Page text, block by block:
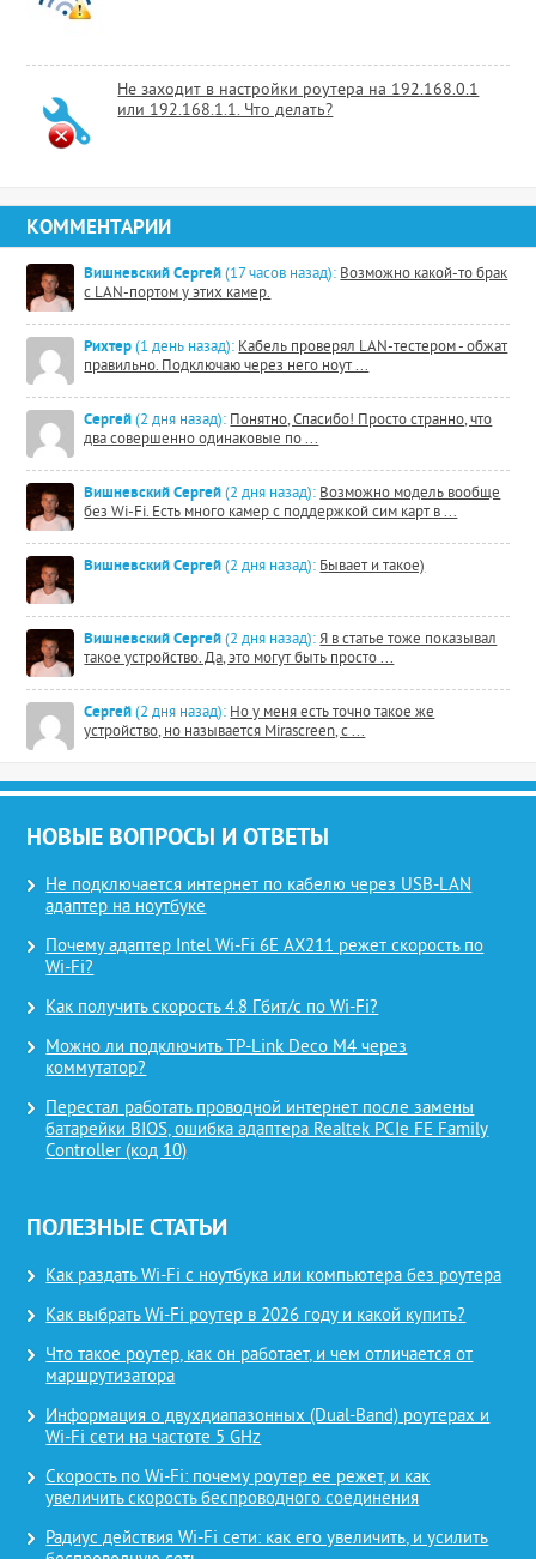
Не заходит в настройки роутера на 192.168.0.1
или 192.168.1.1. Что делать?
КОММЕНТАРИИ
Вишневский Сергей (17 часов назад): Возможно какой-то брак
с LAN-портом у этих камер.
Рихтер (1 день назад): Кабель проверял LAN-тестером - обжат
правильно. Подключаю через него ноут ...
Сергей (2 дня назад): Понятно, Спасибо! Просто странно, что
два совершенно одинаковые по ...
Вишневский Сергей (2 дня назад): Возможно модель вообще
без Wi-Fi. Есть много камер с поддержкой сим карт в ...
Вишневский Сергей (2 дня назад): Бывает и такое)
Вишневский Сергей (2 дня назад): Я в статье тоже показывал
такое устройство. Да, это могут быть просто ...
Сергей (2 дня назад): Но у меня есть точно такое же
устройство, но называется Mirascreen, с ...
НОВЫЕ ВОПРОСЫ И ОТВЕТЫ
Не подключается интернет по кабелю через USB-LAN
адаптер на ноутбуке
Почему адаптер Intel Wi-Fi 6E AX211 режет скорость по
Wi-Fi?
Как получить скорость 4.8 Гбит/с по Wi-Fi?
Можно ли подключить TP-Link Deco M4 через
коммутатор?
Перестал работать проводной интернет после замены
батарейки BIOS, ошибка адаптера Realtek PCIe FE Family
Controller (код 10)
ПОЛЕЗНЫЕ СТАТЬИ
Как раздать Wi-Fi с ноутбука или компьютера без роутера
Как выбрать Wi-Fi роутер в 2026 году и какой купить?
Что такое роутер, как он работает, и чем отличается от
маршрутизатора
Информация о двухдиапазонных (Dual-Band) роутерах и
Wi-Fi сети на частоте 5 GHz
Скорость по Wi-Fi: почему роутер ее режет, и как
увеличить скорость беспроводного соединения
Радиус действия Wi-Fi сети: как его увеличить, и усилить